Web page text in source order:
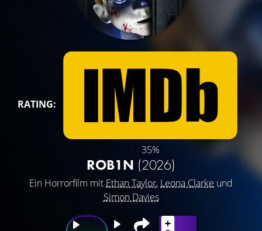
RATING:
35%
ROB1N (2026)
Ein Horrorfilm mit Ethan Taylor, Leona Clarke und
Simon Davies